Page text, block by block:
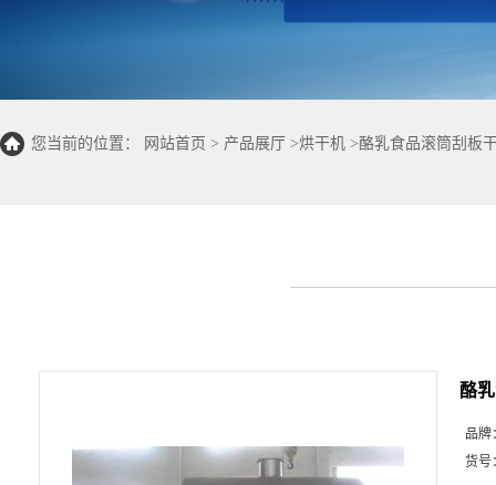
您当前的位置： 网站首页 > 产品展厅 >烘干机 >酪乳食品滚筒刮板
酪
品牌
货号